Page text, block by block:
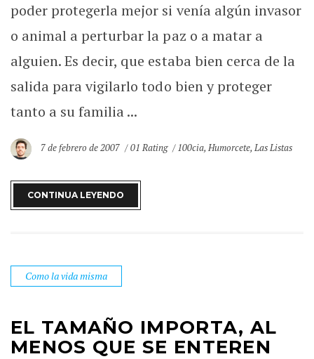
poder protegerla mejor si venía algún invasor
o animal a perturbar la paz o a matar a
alguien. Es decir, que estaba bien cerca de la
salida para vigilarlo todo bien y proteger
tanto a su familia ...
7 de febrero de 2007 01 Rating 100cia,Humorcete,Las Listas
CONTINUA LEYENDO
Como la vida misma
EL TAMAÑO IMPORTA, AL
MENOS QUE SE ENTEREN